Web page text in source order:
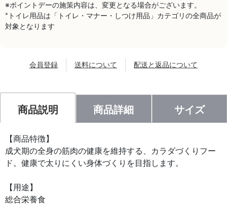
※ポイントデーの施策内容は、変更となる場合がございます。
*トイレ用品は「トイレ・マナー・しつけ用品」カテゴリの全商品が
対象となります
会員登録 送料について 配送と返品について
商品説明 商品詳細 サイズ
【商品特徴】
成犬期の全身の筋肉の健康を維持する、カラダづくりフー
ド。健康で太りにくい身体づくりを目指します。
【用途】
総合栄養食